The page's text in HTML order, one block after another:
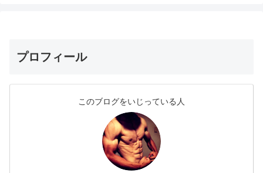
プロフィール
このブログをいじっている人